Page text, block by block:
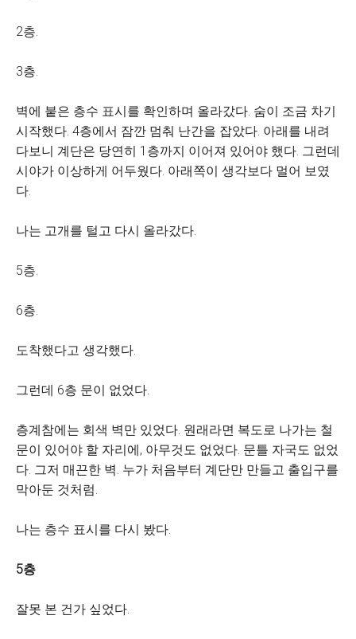
2층.
3층.
벽에 붙은 층수 표시를 확인하며 올라갔다. 숨이 조금 차기
시작했다. 4층에서 잠깐 멈춰 난간을 잡았다. 아래를 내려
다보니 계단은 당연히 1층까지 이어져 있어야 했다. 그런데
시야가 이상하게 어두웠다. 아래쪽이 생각보다 멀어 보였
다.
나는 고개를 털고 다시 올라갔다.
5층.
6층.
도착했다고 생각했다.
그런데 6층 문이 없었다.
층계참에는 회색 벽만 있었다. 원래라면 복도로 나가는 철
문이 있어야 할 자리에, 아무것도 없었다. 문틀 자국도 없었
다. 그저 매끈한 벽. 누가 처음부터 계단만 만들고 출입구를
막아둔 것처럼.
나는 층수 표시를 다시 봤다.
5층
잘못 본 건가 싶었다.